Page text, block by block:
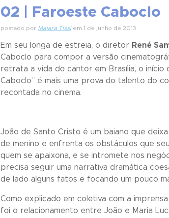
02 | Faroeste Caboclo
postado por Maiara Tissiem 1 de junho de 2013
Em seu longa de estreia, o diretor René
Caboclo para compor a versão
retrata a vida do cantor em Brasília, o início
Caboclo” é mais uma prova do talento do
recontada no cinema.
João de Santo Cristo é um baiano que
de menino e enfrenta os obstáculos que
quem se apaixona, e se intromete nos
precisa seguir uma narrativa dramática
de lado alguns fatos e focando um pouco
Como explicado em coletiva com a
foi o relacionamento entre João e Maria